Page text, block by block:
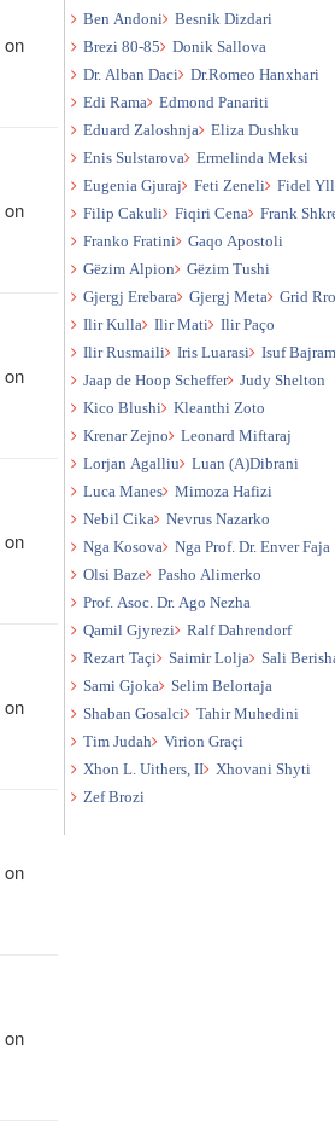
on
on
on
on
on
on
on
Ben Andoni
Besnik Dizdari
Brezi 80-85
Donik Sallova
Dr. Alban Daci
Dr.Romeo Hanxhari
Edi Rama
Edmond Panariti
Eduard Zaloshnja
Eliza Dushku
Enis Sulstarova
Ermelinda Meksi
Eugenia Gjuraj
Feti Zeneli
Fidel
Filip Cakuli
Fiqiri Cena
Frank
Franko Fratini
Gaqo Apostoli
Gëzim Alpion
Gëzim Tushi
Gjergj Erebara
Gjergj Meta
Grid
Ilir Kulla
Ilir Mati
Ilir Paço
Ilir Rusmaili
Iris Luarasi
Isuf
Jaap de Hoop Scheffer
Judy Shelton
Kico Blushi
Kleanthi Zoto
Krenar Zejno
Leonard Miftaraj
Lorjan Agalliu
Luan (A)Dibrani
Luca Manes
Mimoza Hafizi
Nebil Cika
Nevrus Nazarko
Nga Kosova
Nga Prof. Dr. Enver Faja
Olsi Baze
Pasho Alimerko
Prof. Asoc. Dr. Ago Nezha
Qamil Gjyrezi
Ralf Dahrendorf
Rezart Taçi
Saimir Lolja
Sali
Sami Gjoka
Selim Belortaja
Shaban Gosalci
Tahir Muhedini
Tim Judah
Virion Graçi
Xhon L. Uithers, II
Xhovani Shyti
Zef Brozi